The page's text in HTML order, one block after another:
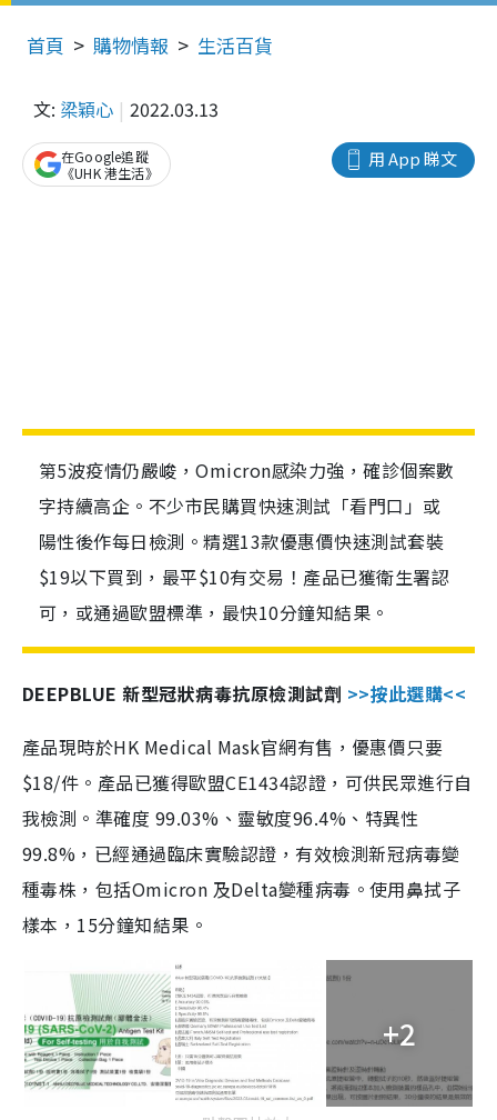
首頁 購物情報 生活百貨
文: 梁穎心 2022.03.13
用 App 睇文
在Google追蹤
《UHK 港生活》
第5波疫情仍嚴峻，Omicron感染力強，確診個案數
字持續高企。不少市民購買快速測試「看門口」或
陽性後作每日檢測。精選13款優惠價快速測試套裝
$19以下買到，最平$10有交易！產品已獲衛生署認
可，或通過歐盟標準，最快10分鐘知結果。
DEEPBLUE 新型冠狀病毒抗原檢測試劑 >>按此選購<<
產品現時於HK Medical Mask官網有售，優惠價只要
$18/件。產品已獲得歐盟CE1434認證，可供民眾進行自
我檢測。準確度 99.03%、靈敏度96.4%、特異性
99.8%，已經通過臨床實驗認證，有效檢測新冠病毒變
種毒株，包括Omicron 及Delta變種病毒。使用鼻拭子
樣本，15分鐘知結果。
+2